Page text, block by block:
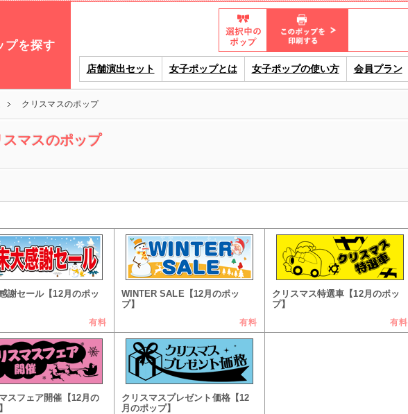
クリスマスのポップ
スマスのポップ
謝セール【12月のポッ
有料
WINTER SALE【12月のポッ
プ】
有料
クリスマス特選車【12月のポッ
プ】
有料
スフェア開催【12月の
クリスマスプレゼント価格【12
月のポップ】
店舗演出セット 女子ポップとは 女子ポップの使い方 会員プラン
プを探す